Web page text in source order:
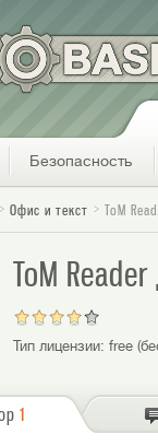
Безопасность
Офис и текст ToM
ToM
Тип лицензии: free
1